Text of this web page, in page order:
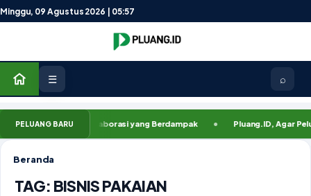
Lewati ke konten
Minggu, 09 Agustus 2026 | 05:57
☰ ⌕
PELUANG BARU
Ruang Kolaborasi yang Berdampak Pluang.ID, Agar
Beranda
TAG: BISNIS PAKAIAN